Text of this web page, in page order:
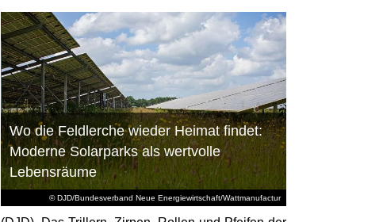
© DJD/Bundesverband Neue Energiewirtschaft/Wattmanufactur
Wo die Feldlerche wieder Heimat findet:
Moderne Solarparks als wertvolle
Lebensräume